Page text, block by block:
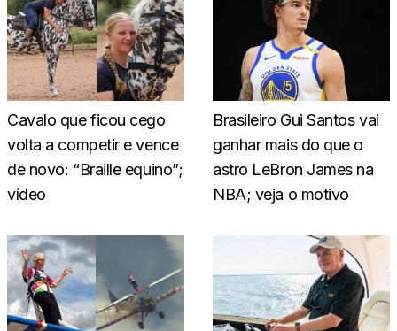
Cavalo que ficou cego
volta a competir e vence
de novo: “Braille equino”;
vídeo
Brasileiro Gui Santos vai
ganhar mais do que o
astro LeBron James na
NBA; veja o motivo